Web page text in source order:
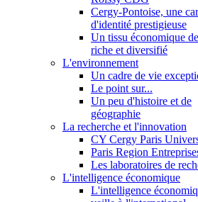
Cergy-Pontoise, une
d'identité prestigieuse
Un tissu économique
riche et diversifié
L'environnement
Un cadre de vie
Le point sur...
Un peu d'histoire et de
géographie
La recherche et l'innovation
CY Cergy Paris
Paris Region
Les laboratoires de
L'intelligence économique
L'intelligence